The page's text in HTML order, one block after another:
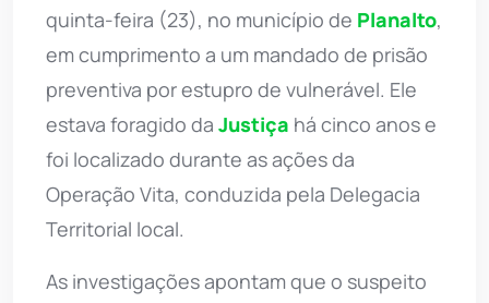
quinta-feira (23), no município de Planalto,
em cumprimento a um mandado de prisão
preventiva por estupro de vulnerável. Ele
estava foragido da Justiça há cinco anos e
foi localizado durante as ações da
Operação Vita, conduzida pela Delegacia
Territorial local.
As investigações apontam que o suspeito